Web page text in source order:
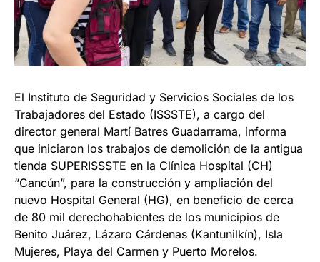
El Instituto de Seguridad y Servicios Sociales de los
Trabajadores del Estado (ISSSTE), a cargo del
director general Martí Batres Guadarrama, informa
que iniciaron los trabajos de demolición de la antigua
tienda SUPERISSSTE en la Clínica Hospital (CH)
“Cancún”, para la construcción y ampliación del
nuevo Hospital General (HG), en beneficio de cerca
de 80 mil derechohabientes de los municipios de
Benito Juárez, Lázaro Cárdenas (Kantunilkín), Isla
Mujeres, Playa del Carmen y Puerto Morelos.